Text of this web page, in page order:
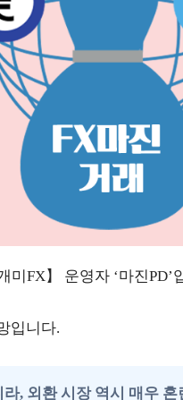
FX】 운영자 ‘마진PD’
입니다.
, 외환 시장 역시 매우 혼